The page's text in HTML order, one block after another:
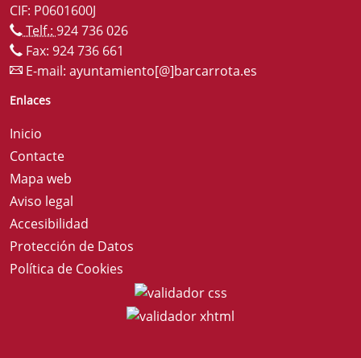
CIF: P0601600J
Telf.: 924 736 026
Fax: 924 736 661
E-mail: ayuntamiento[@]barcarrota.es
Enlaces
Inicio
Contacte
Mapa web
Aviso legal
Accesibilidad
Protección de Datos
Política de Cookies